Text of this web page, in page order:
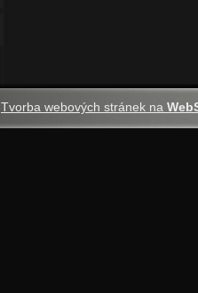
Tvorba webových stránek na